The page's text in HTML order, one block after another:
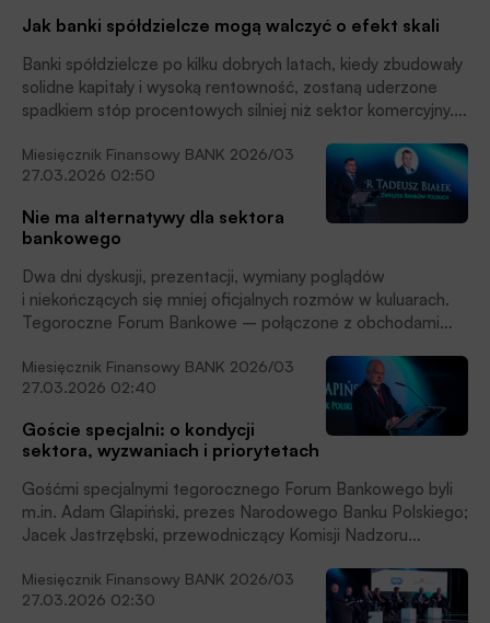
gmin i ich problemy z dziedzictwem komunalnym. Zmiany
w gminach będą wymagać syzyfowej pracy u podstaw
i nowych rozwiązań.
Jak banki spółdzielcze mogą walczyć o efekt skali
Banki spółdzielcze po kilku dobrych latach, kiedy zbudowały
solidne kapitały i wysoką rentowność, zostaną uderzone
spadkiem stóp procentowych silniej niż sektor komercyjny.
geopolityczne i wynikające z nich turbulencje gospodarcze.
Jak mają na to odpowiedzieć?
Miesięcznik Finansowy BANK 2026/03
27.03.2026 02:50
Nie ma alternatywy dla sektora
bankowego
Dwa dni dyskusji, prezentacji, wymiany poglądów
i niekończących się mniej oficjalnych rozmów w kuluarach.
Tegoroczne Forum Bankowe – połączone z obchodami
600 przedstawicieli sektora bankowego, regulatorów
i ekspertów finansowych. – Nie ma alternatywy dla sektora
bankowego. Według stanu na koniec roku 2025 odpowiadał
on za niemal 81% finansowania wszystkich przedsięwzięć
gospodarczych – powiedział prezes Związku Banków
Polskich dr Tadeusz Białek, otwierając tegoroczne
wydarzenie.
Miesięcznik Finansowy BANK 2026/03
27.03.2026 02:40
Goście specjalni: o kondycji
sektora, wyzwaniach i priorytetach
Gośćmi specjalnymi tegorocznego Forum Bankowego byli
m.in. Adam Glapiński, prezes Narodowego Banku Polskiego;
Jacek Jastrzębski, przewodniczący Komisji Nadzoru
w Ministerstwie Finansów; a także Krzysztof Budzich,
członek zarządu Bankowego Funduszu Gwarancyjnego.
Miesięcznik Finansowy BANK 2026/03
27.03.2026 02:30